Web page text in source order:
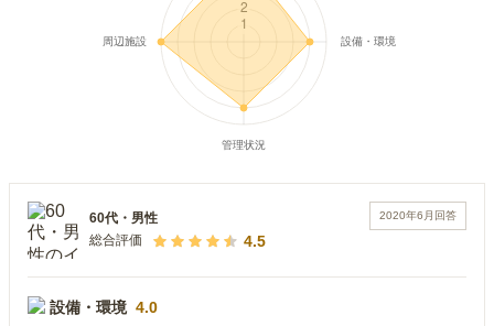
2020年6月 回答
60代 ・ 男性
総合評価
4.5
設備・環境 4.0